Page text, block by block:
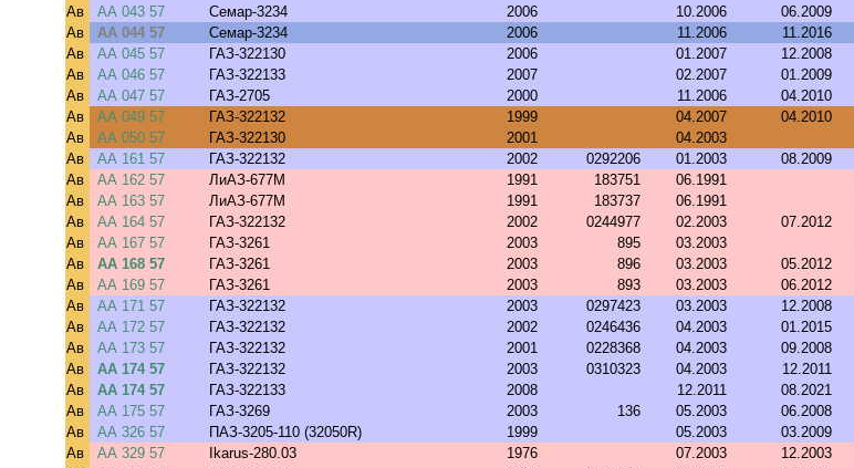
Ав
АА 043 57 Семар-3234 2006 10.2006 06.2009
Ав
АА 044 57 Семар-3234 2006 11.2006 11.2016
Ав
АА 045 57 ГАЗ-322130 2006 01.2007 12.2008
Ав
АА 046 57 ГАЗ-322133 2007 02.2007 01.2009
Ав
АА 047 57 ГАЗ-2705 2000 11.2006 04.2010
Ав
АА 049 57 ГАЗ-322132 1999 04.2007 04.2010
Ав
АА 050 57 ГАЗ-322130 2001 04.2003
Ав
АА 161 57 ГАЗ-322132 2002 0292206 01.2003 08.2009
Ав
АА 162 57 ЛиАЗ-677М 1991 183751 06.1991
Ав
АА 163 57 ЛиАЗ-677М 1991 183737 06.1991
Ав
АА 164 57 ГАЗ-322132 2002 0244977 02.2003 07.2012
Ав
АА 167 57 ГАЗ-3261 2003 895 03.2003
Ав
АА 168 57 ГАЗ-3261 2003 896 03.2003 05.2012
Ав
АА 169 57 ГАЗ-3261 2003 893 03.2003 06.2012
Ав
АА 171 57 ГАЗ-322132 2003 0297423 03.2003 12.2008
Ав
АА 172 57 ГАЗ-322132 2002 0246436 04.2003 01.2015
Ав
АА 173 57 ГАЗ-322132 2001 0228368 04.2003 09.2008
Ав
АА 174 57 ГАЗ-322132 2003 0310323 04.2003 12.2011
Ав
АА 174 57 ГАЗ-322133 2008 12.2011 08.2021
Ав
АА 175 57 ГАЗ-3269 2003 136 05.2003 06.2008
Ав
АА 326 57 ПАЗ-3205-110 (32050R) 1999 05.2003 03.2009
Ав
АА 329 57 Ikarus-280.03 1976 07.2003 12.2003